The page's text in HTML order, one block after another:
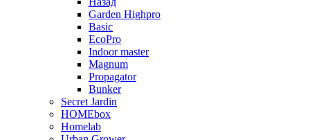
Garden Highpro
Basic
EcoPro
Indoor master
Magnum
Propagator
Bunker
Secret Jardin
HOMEbox
Homelab